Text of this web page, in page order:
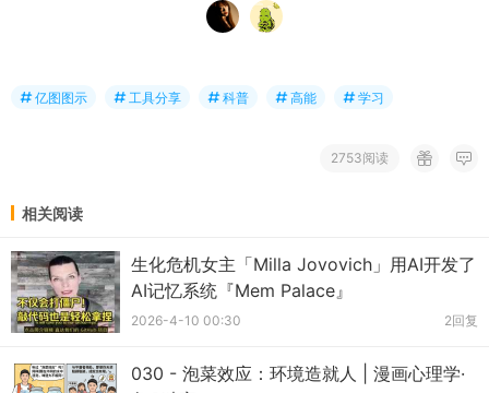
亿图图示 工具分享 科普 高能 学习
2753阅读
相关阅读
生化危机女主「Milla Jovovich」用AI开发了
AI记忆系统『Mem Palace』
2026-4-10 00:30 2回复
030 - 泡菜效应：环境造就人 | 漫画心理学·